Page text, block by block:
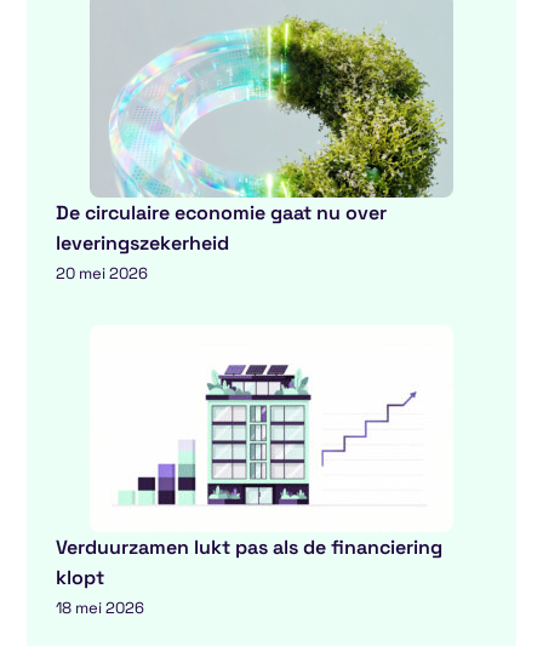
De circulaire economie gaat nu over
leveringszekerheid
20 mei 2026
Verduurzamen lukt pas als de financiering
klopt
18 mei 2026